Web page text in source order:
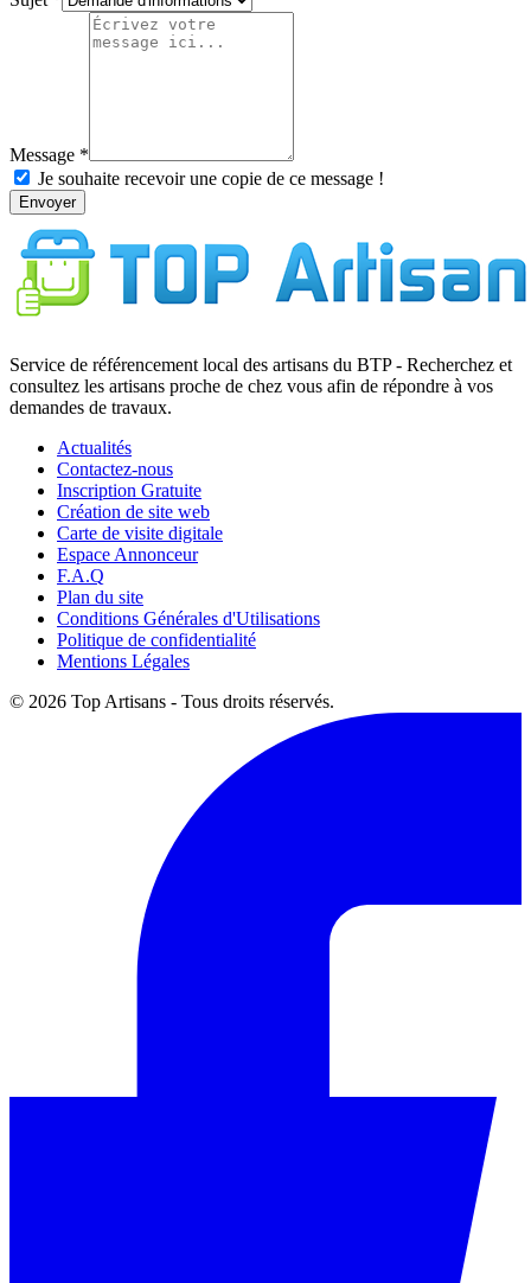
Message
Je souhaite recevoir une copie de ce message !
Envoyer
Service de référencement local des artisans du BTP - Recherchez et
consultez les artisans proche de chez vous afin de répondre à vos
demandes de travaux.
Actualités
Contactez-nous
Inscription Gratuite
Création de site web
Carte de visite digitale
Espace Annonceur
F.A.Q
Plan du site
Conditions Générales d'Utilisations
Politique de confidentialité
Mentions Légales
© 2026 Top Artisans - Tous droits réservés.